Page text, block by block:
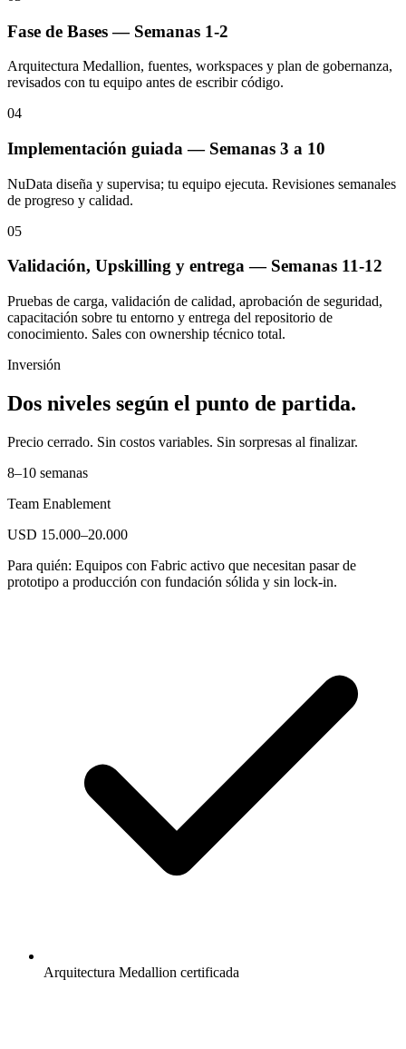
Fase de Bases — Semanas 1-2
Arquitectura Medallion, fuentes, workspaces y plan de gobernanza,
revisados con tu equipo antes de escribir código.
04
Implementación guiada — Semanas 3 a 10
NuData diseña y supervisa; tu equipo ejecuta. Revisiones semanales
de progreso y calidad.
05
Validación, Upskilling y entrega — Semanas 11-12
Pruebas de carga, validación de calidad, aprobación de seguridad,
capacitación sobre tu entorno y entrega del repositorio de
conocimiento. Sales con ownership técnico total.
Inversión
Dos niveles según el punto de partida.
Precio cerrado. Sin costos variables. Sin sorpresas al finalizar.
8–10 semanas
Team Enablement
USD 15.000–20.000
Para quién: Equipos con Fabric activo que necesitan pasar de
prototipo a producción con fundación sólida y sin lock-in.
Arquitectura Medallion certificada